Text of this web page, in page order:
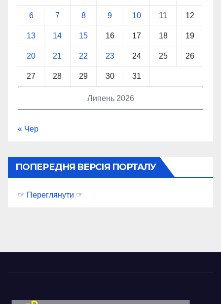
Липень 2026
6 7 8 9 10 11 12
13 14 15 16 17 18 19
20 21 22 23 24 25 26
27 28 29 30 31
« Чер
ПОПЕРЕДНЯ ВЕРСІЯ ПОРТАЛУ
☞ Переглянути ☞